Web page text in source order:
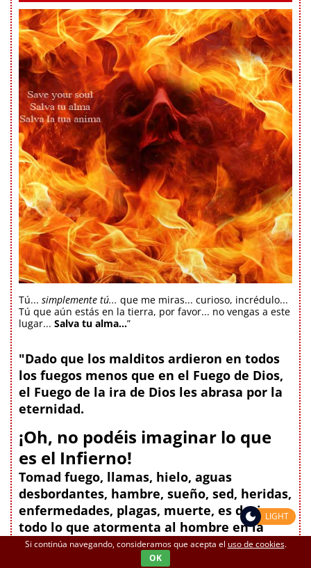
Tú... simplemente tú... que me miras... curioso, incrédulo...
Tú que aún estás en la tierra, por favor... no vengas a este
lugar... Salva tu alma...”
"Dado que los malditos ardieron en todos
los fuegos menos que en el Fuego de Dios,
el Fuego de la ira de Dios les abrasa por la
eternidad.
¡Oh, no podéis imaginar lo que
es el Infierno!
Tomad fuego, llamas, hielo, aguas
desbordantes, hambre, sueño, sed, heridas,
enfermedades, plagas, muerte, es decir,
todo lo que atormenta al hombre en la
tierra, haced una única suma y
multiplicadla millones de veces. Tendréis
Si continúa navegando, consideramos que acepta el uso de cookies.
OK
LIGHT